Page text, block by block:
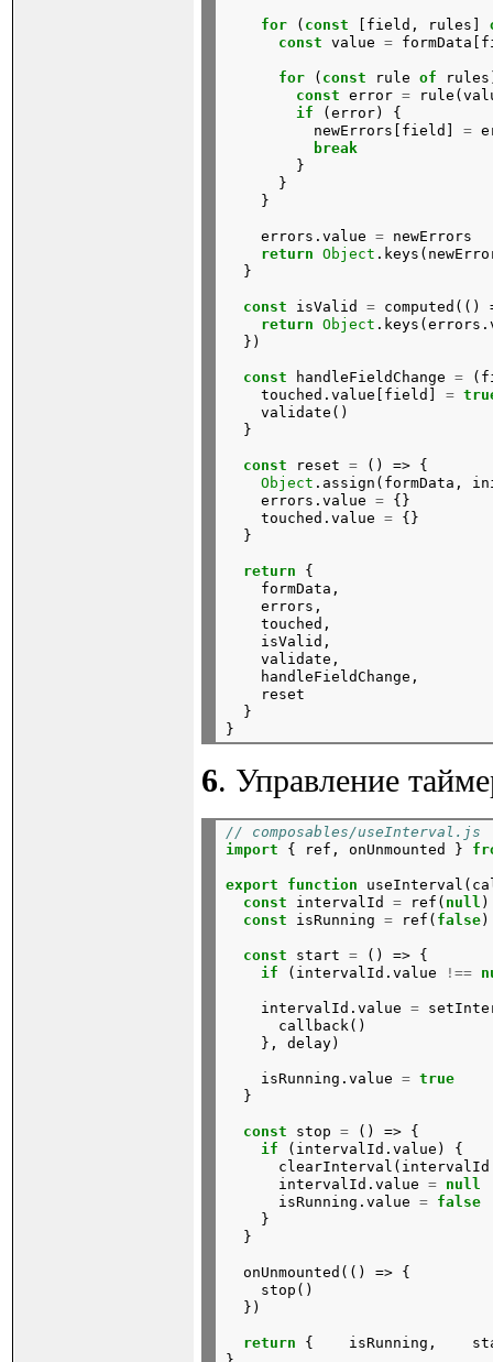
for ( const [field, rules]
const
value =
for ( const rule of
const
error =
if
(error)
{
newErrors[field]
=
break
}
}
}
errors.value = newErrors
return
Object
}
const isValid = computed(()
return
Object
})
const handleFieldChange =
touched.value[field]
=
validate()
}
const reset = () => {
Object .assign(formData,
errors.value
= {}
touched.value
= {}
}
return
{
formData,
errors,
touched,
isValid,
validate,
handleFieldChange,
reset
}
6. Управление
// composables/useInterval.js
import
{ ref, onUnmounted }
export function
const
intervalId = ref( null )
const
isRunning = ref( false)
const start = () => {
if
(intervalId.value !==
intervalId.value =
callback()
},
delay)
isRunning.value = true
}
const stop = () => {
if
(intervalId.value)
{
intervalId.value
= null
isRunning.value
= false
}
}
onUnmounted(() => {
stop()
})
return { isRunning,